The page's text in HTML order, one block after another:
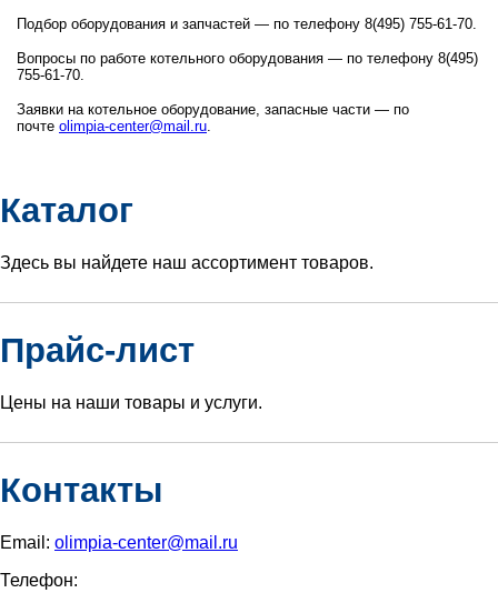
Подбор оборудования и запчастей — по телефону 8(495) 755-61-70.
Вопросы по работе котельного оборудования — по телефону 8(495)
755-61-70.
Заявки на котельное оборудование, запасные части — по
почте olimpia-center@mail.ru
Каталог
Здесь вы найдете наш ассортимент товаров.
Прайс-лист
Цены на наши товары и услуги.
Контакты
Email: olimpia-center@mail.ru
Телефон: